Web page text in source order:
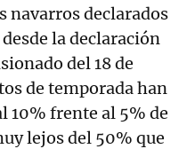
navarros declarados
la declaración
del 18 de
de temporada han
10% frente al 5% de
lejos del 50% que